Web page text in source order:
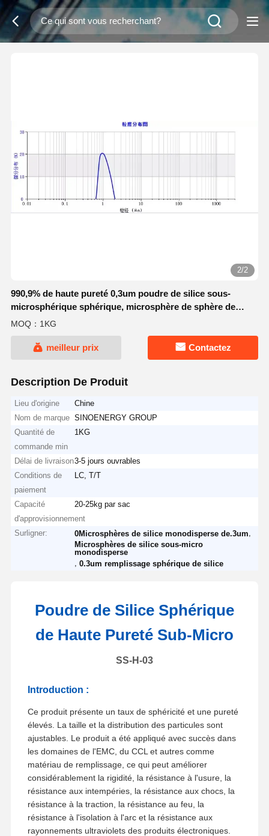
2/2
990,9% de haute pureté 0,3um poudre de silice sous-
microsphérique sphérique, microsphère de sphère de
silice série SS-H
MOQ：1KG
meilleur prix Contactez
Description De Produit
Lieu d'origine
Chine
Nom de marque SINOENERGY GROUP
Quantité de
commande min
1KG
Délai de livraison3-5 jours ouvrables
Conditions de
paiement
LC, T/T
Capacité
d'approvisionnement
20-25kg par sac
Surligner: 0Microsphères de silice monodisperse de.3um
Microsphères de silice sous-micro
monodisperse
,0.3um remplissage sphérique de silice
Poudre de Silice Sphérique
de Haute Pureté Sub-Micro
SS-H-03
Introduction :
Ce produit présente un taux de sphéricité et une pureté
élevés. La taille et la distribution des particules sont
ajustables. Le produit a été appliqué avec succès dans
les domaines de l'EMC, du CCL et autres comme
matériau de remplissage, ce qui peut améliorer
considérablement la rigidité, la résistance à l'usure, la
résistance aux intempéries, la résistance aux chocs, la
résistance à la traction, la résistance au feu, la
résistance à l'isolation à l'arc et la résistance aux
rayonnements ultraviolets des produits électroniques.